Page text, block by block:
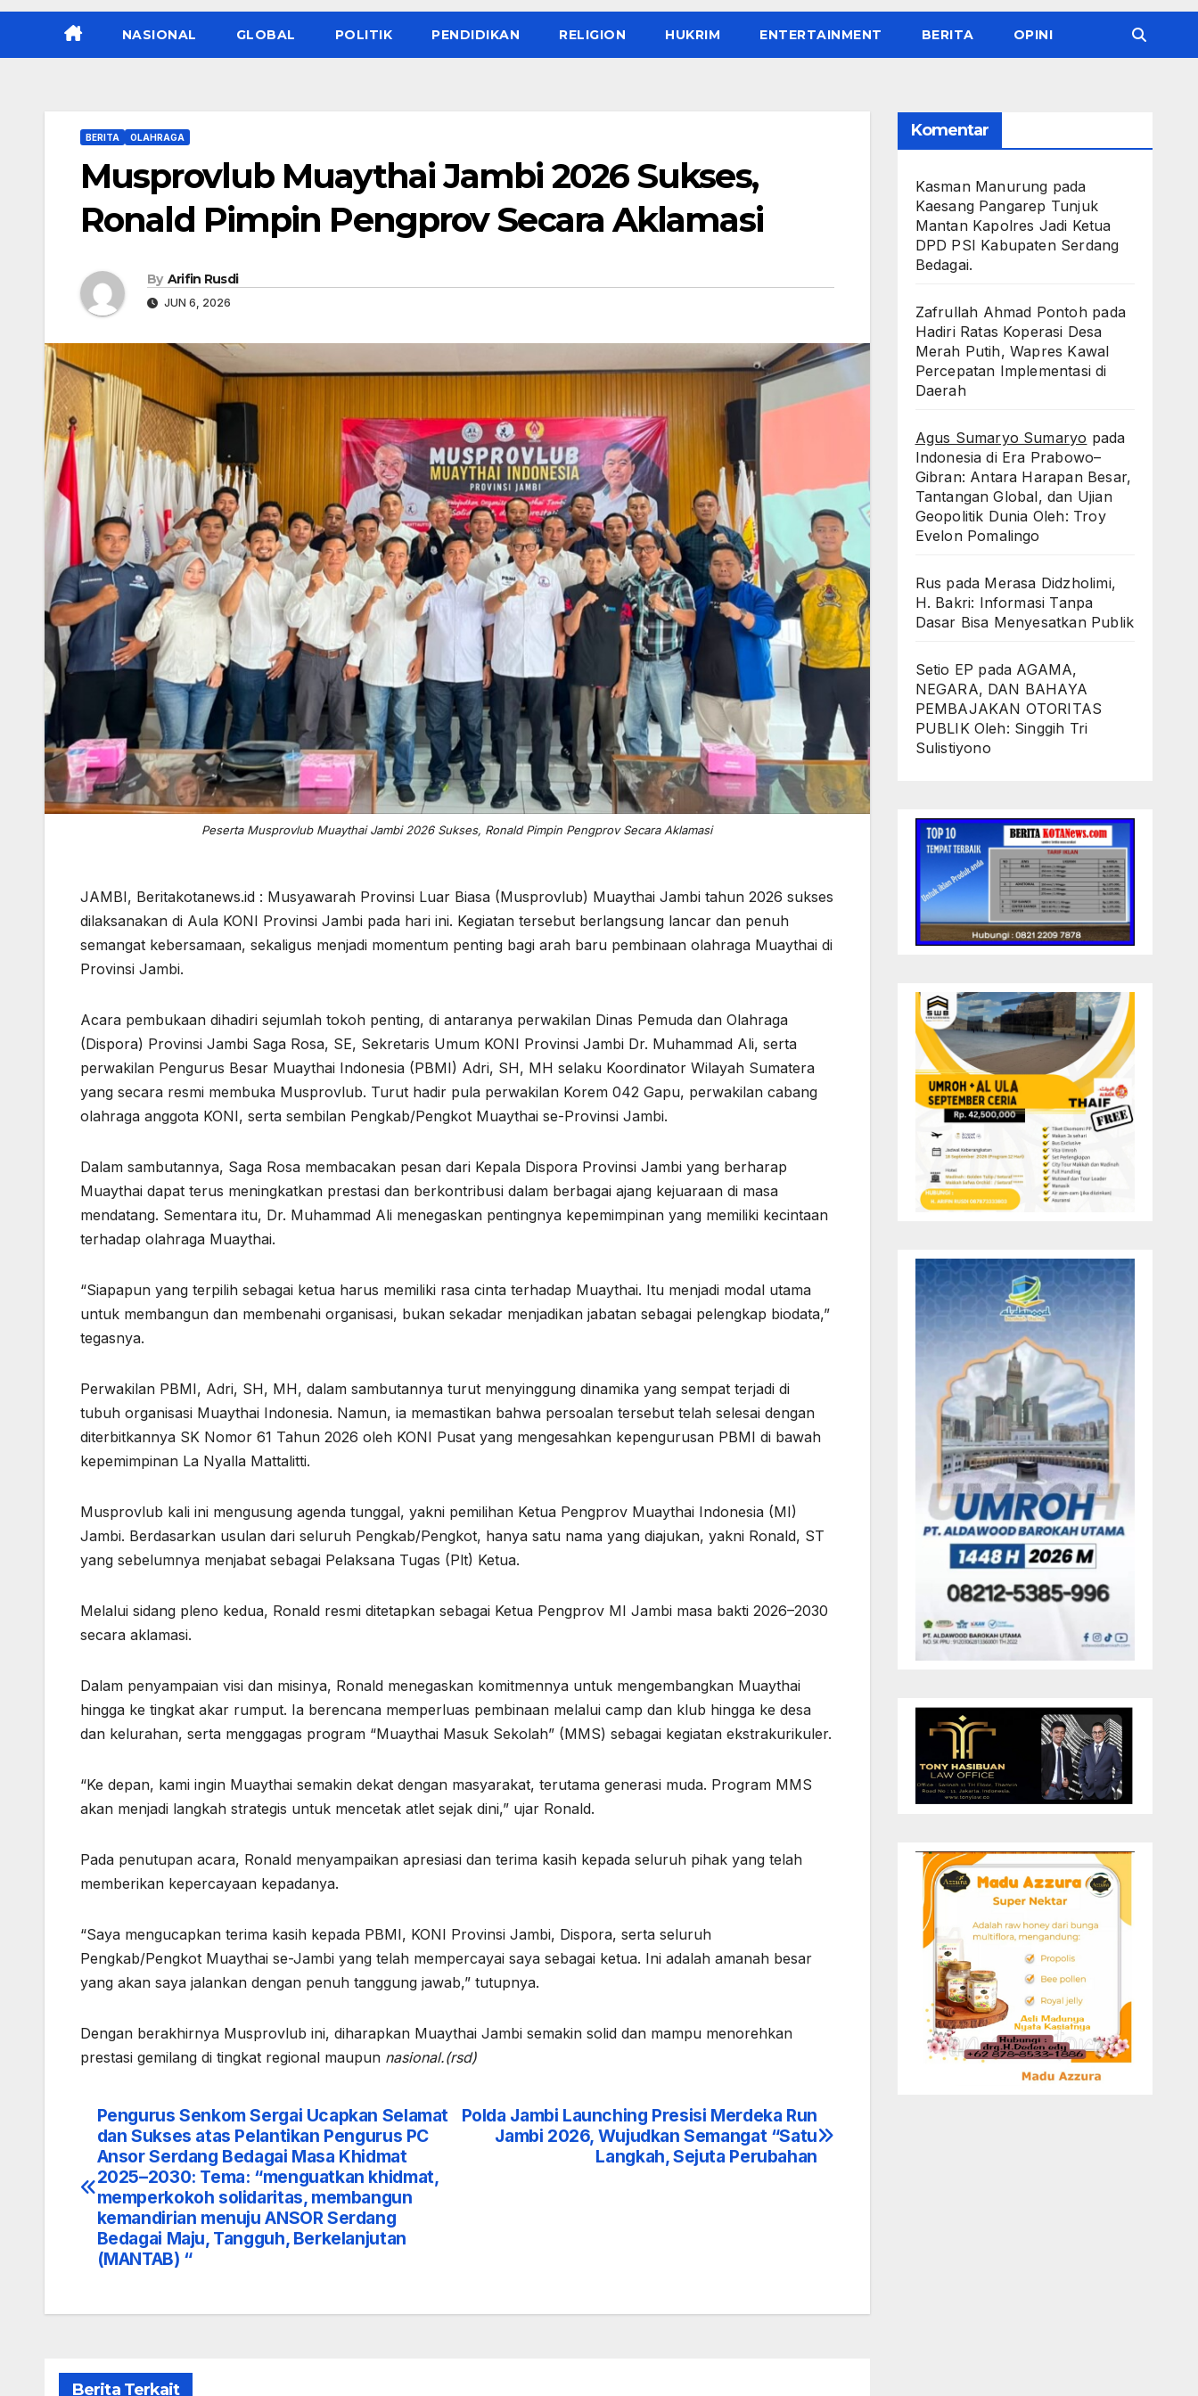
NASIONAL GLOBAL POLITIK PENDIDIKAN RELIGION HUKRIM ENTERTAINMENT BERITA OPINI
BERITA OLAHRAGA
Musprovlub Muaythai Jambi 2026 Sukses,
Ronald Pimpin Pengprov Secara Aklamasi
By Arifin Rusdi
JUN 6, 2026
Peserta Musprovlub Muaythai Jambi 2026 Sukses, Ronald Pimpin Pengprov Secara Aklamasi
JAMBI, Beritakotanews.id : Musyawarah Provinsi Luar Biasa (Musprovlub) Muaythai Jambi tahun 2026 sukses
dilaksanakan di Aula KONI Provinsi Jambi pada hari ini. Kegiatan tersebut berlangsung lancar dan penuh
semangat kebersamaan, sekaligus menjadi momentum penting bagi arah baru pembinaan olahraga Muaythai di
Provinsi Jambi.
Acara pembukaan dihadiri sejumlah tokoh penting, di antaranya perwakilan Dinas Pemuda dan Olahraga
(Dispora) Provinsi Jambi Saga Rosa, SE, Sekretaris Umum KONI Provinsi Jambi Dr. Muhammad Ali, serta
perwakilan Pengurus Besar Muaythai Indonesia (PBMI) Adri, SH, MH selaku Koordinator Wilayah Sumatera
yang secara resmi membuka Musprovlub. Turut hadir pula perwakilan Korem 042 Gapu, perwakilan cabang
olahraga anggota KONI, serta sembilan Pengkab/Pengkot Muaythai se-Provinsi Jambi.
Dalam sambutannya, Saga Rosa membacakan pesan dari Kepala Dispora Provinsi Jambi yang berharap
Muaythai dapat terus meningkatkan prestasi dan berkontribusi dalam berbagai ajang kejuaraan di masa
mendatang. Sementara itu, Dr. Muhammad Ali menegaskan pentingnya kepemimpinan yang memiliki kecintaan
terhadap olahraga Muaythai.
“Siapapun yang terpilih sebagai ketua harus memiliki rasa cinta terhadap Muaythai. Itu menjadi modal utama
untuk membangun dan membenahi organisasi, bukan sekadar menjadikan jabatan sebagai pelengkap biodata,”
tegasnya.
Perwakilan PBMI, Adri, SH, MH, dalam sambutannya turut menyinggung dinamika yang sempat terjadi di
tubuh organisasi Muaythai Indonesia. Namun, ia memastikan bahwa persoalan tersebut telah selesai dengan
diterbitkannya SK Nomor 61 Tahun 2026 oleh KONI Pusat yang mengesahkan kepengurusan PBMI di bawah
kepemimpinan La Nyalla Mattalitti.
Musprovlub kali ini mengusung agenda tunggal, yakni pemilihan Ketua Pengprov Muaythai Indonesia (MI)
Jambi. Berdasarkan usulan dari seluruh Pengkab/Pengkot, hanya satu nama yang diajukan, yakni Ronald, ST
yang sebelumnya menjabat sebagai Pelaksana Tugas (Plt) Ketua.
Melalui sidang pleno kedua, Ronald resmi ditetapkan sebagai Ketua Pengprov MI Jambi masa bakti 2026–2030
secara aklamasi.
Dalam penyampaian visi dan misinya, Ronald menegaskan komitmennya untuk mengembangkan Muaythai
hingga ke tingkat akar rumput. Ia berencana memperluas pembinaan melalui camp dan klub hingga ke desa
dan kelurahan, serta menggagas program “Muaythai Masuk Sekolah” (MMS) sebagai kegiatan ekstrakurikuler.
“Ke depan, kami ingin Muaythai semakin dekat dengan masyarakat, terutama generasi muda. Program MMS
akan menjadi langkah strategis untuk mencetak atlet sejak dini,” ujar Ronald.
Pada penutupan acara, Ronald menyampaikan apresiasi dan terima kasih kepada seluruh pihak yang telah
memberikan kepercayaan kepadanya.
“Saya mengucapkan terima kasih kepada PBMI, KONI Provinsi Jambi, Dispora, serta seluruh
Pengkab/Pengkot Muaythai se-Jambi yang telah mempercayai saya sebagai ketua. Ini adalah amanah besar
yang akan saya jalankan dengan penuh tanggung jawab,” tutupnya.
Dengan berakhirnya Musprovlub ini, diharapkan Muaythai Jambi semakin solid dan mampu menorehkan
prestasi gemilang di tingkat regional maupun nasional.(rsd)
Navigasi
pos
Polda Jambi Launching Presisi Merdeka Run
Jambi 2026, Wujudkan Semangat “Satu
Langkah, Sejuta Perubahan
Pengurus Senkom Sergai Ucapkan Selamat
dan Sukses atas Pelantikan Pengurus PC
Ansor Serdang Bedagai Masa Khidmat
2025–2030: Tema: “menguatkan khidmat,
memperkokoh solidaritas, membangun
kemandirian menuju ANSOR Serdang
Bedagai Maju, Tangguh, Berkelanjutan
(MANTAB) “
Berita Terkait
Komentar
Kasman Manurung pada
Kaesang Pangarep Tunjuk
Mantan Kapolres Jadi Ketua
DPD PSI Kabupaten Serdang
Bedagai. ‎ ‎
Zafrullah Ahmad Pontohpada
Hadiri Ratas Koperasi Desa
Merah Putih, Wapres Kawal
Percepatan Implementasi di
Daerah
Agus Sumaryo Sumaryo pada
Indonesia di Era Prabowo–
Gibran: Antara Harapan Besar,
Tantangan Global, dan Ujian
Geopolitik Dunia Oleh: Troy
Evelon Pomalingo
Rus pada Merasa Didzholimi,
H. Bakri: Informasi Tanpa
Dasar Bisa Menyesatkan Publik
Setio EP pada AGAMA,
NEGARA, DAN BAHAYA
PEMBAJAKAN OTORITAS
PUBLIK Oleh: Singgih Tri
Sulistiyono